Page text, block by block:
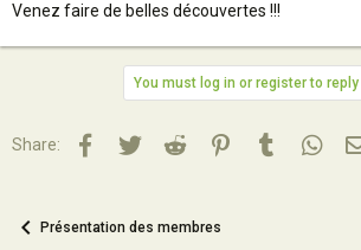
Venez faire de belles découvertes !!!
You must log in or register to reply
Share: Facebook
TwitterReddit PinterestTumblr
Présentation des membres